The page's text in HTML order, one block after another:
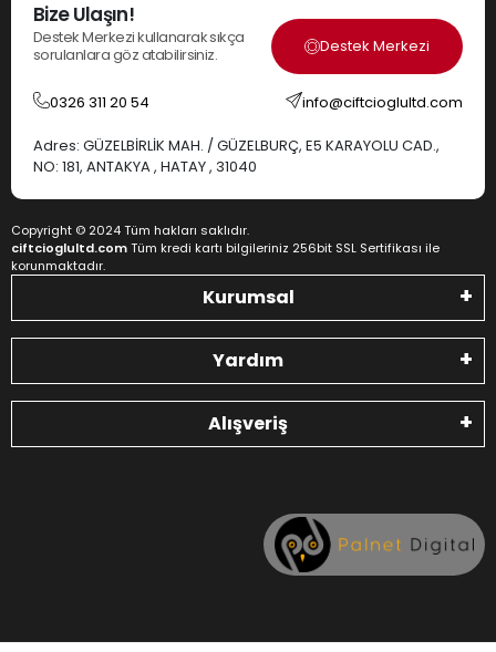
Bize Ulaşın!
Destek Merkezi kullanarak sıkça
sorulanlara göz atabilirsiniz.
Destek Merkezi
0326 311 20 54 info@ciftcioglultd.com
Adres: GÜZELBİRLİK MAH. / GÜZELBURÇ, E5 KARAYOLU CAD.,
NO: 181, ANTAKYA , HATAY , 31040
Copyright © 2024 Tüm hakları saklıdır.
ciftcioglultd.comTüm kredi kartı bilgileriniz 256bit SSL Sertifikası ile
korunmaktadır.
Kurumsal
Yardım
Alışveriş